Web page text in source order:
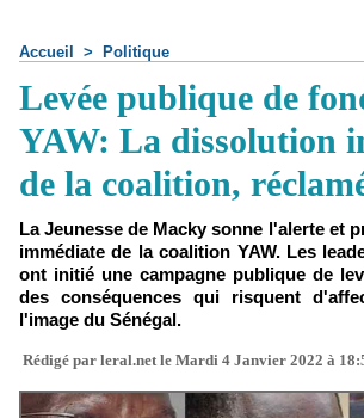
Accueil > Politique
Levée publique de
YAW: La dissolution
de la coalition,
La Jeunesse de Macky sonne l'alerte et
immédiate de la coalition YAW. Les
ont initié une campagne publique de
des conséquences qui risquent
l'image du Sénégal.
Rédigé par leral.net le Mardi 4 Janvier 2022 à